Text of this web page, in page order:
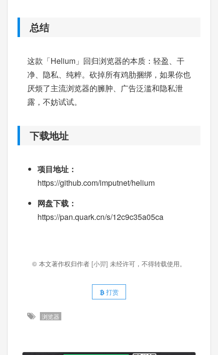
总结
这款「Helium」回归浏览器的本质：轻盈、干
净、隐私、纯粹。砍掉所有鸡肋捆绑，如果你也
厌烦了主流浏览器的臃肿、广告泛滥和隐私泄
露，不妨试试。
下载地址
项目地址：
https://github.com/imputnet/helium
网盘下载：
https://pan.quark.cn/s/12c9c35a05ca
© 本文著作权归作者 [小羿] 未经许可，不得转载使用。
打赏
浏览器